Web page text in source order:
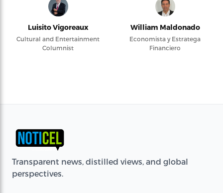
Luisito Vigoreaux
Cultural and Entertainment
Columnist
William Maldonado
Economista y Estratega
Financiero
Transparent news, distilled views, and global
perspectives.